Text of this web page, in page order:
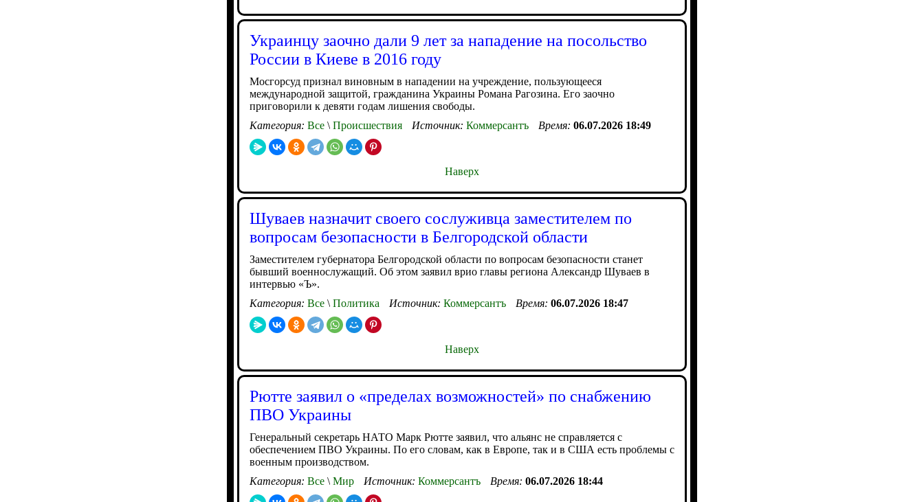
Украинцу заочно дали 9 лет за нападение на посольство
России в Киеве в 2016 году
Мосгорсуд признал виновным в нападении на учреждение, пользующееся
международной защитой, гражданина Украины Романа Рагозина. Его заочно
приговорили к девяти годам лишения свободы.
Категория: Все \ Происшествия Источник: Коммерсантъ Время: 06.07.2026 18:49
Наверх
Шуваев назначит своего сослуживца заместителем по
вопросам безопасности в Белгородской области
Заместителем губернатора Белгородской области по вопросам безопасности станет
бывший военнослужащий. Об этом заявил врио главы региона Александр Шуваев в
интервью «Ъ».
Категория: Все \ Политика Источник: Коммерсантъ Время: 06.07.2026 18:47
Наверх
Рютте заявил о «пределах возможностей» по снабжению
ПВО Украины
Генеральный секретарь НАТО Марк Рютте заявил, что альянс не справляется с
обеспечением ПВО Украины. По его словам, как в Европе, так и в США есть проблемы с
военным производством.
Категория: Все \ Мир Источник: Коммерсантъ Время: 06.07.2026 18:44